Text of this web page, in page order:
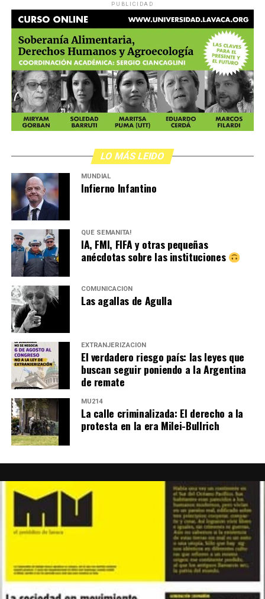
PUBLICIDAD
LO MÁS LEIDO
MUNDIAL
Infierno Infantino
QUÉ SEMANITA!
IA, FMI, FIFA y otras pequeñas
anécdotas sobre las instituciones
COMUNICACIÓN
Las agallas de Agulla
EXTRANJERIZACIÓN
El verdadero riesgo país: las leyes que
buscan seguir poniendo a la Argentina
de remate
MU214
La calle criminalizada: El derecho a la
protesta en la era Milei-Bullrich